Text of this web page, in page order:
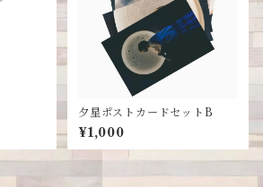
夕星ポストカードセットB
¥1,000